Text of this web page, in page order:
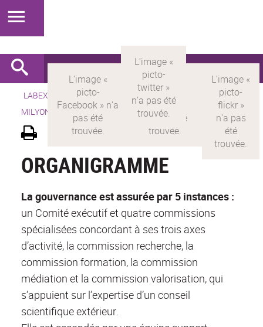
LABEX > LABEX MILYON Version française
MILYON > Gouvernance et organisation
ORGANIGRAMME
La gouvernance est assurée par 5 instances :
un Comité exécutif et quatre commissions
spécialisées concordant à ses trois axes
d’activité, la commission recherche, la
commission formation, la commission
médiation et la commission valorisation, qui
s’appuient sur l’expertise d’un conseil
scientifique extérieur.